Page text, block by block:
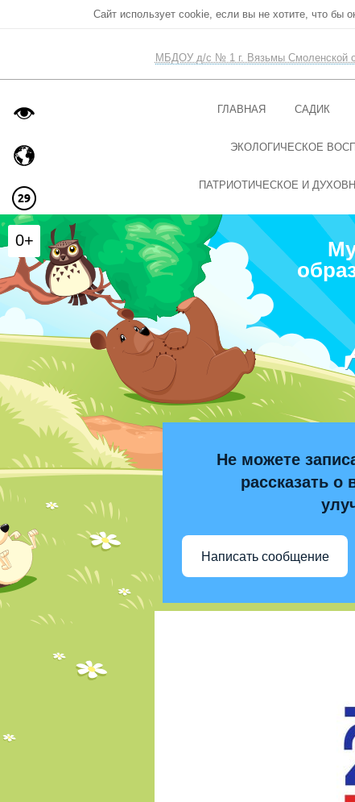
Сайт использует cookie, если вы не хотите, что бы
МБДОУ д/с № 1 г. Вязьмы Смоленской
ГЛАВНАЯ САДИК
ЭКОЛОГИЧЕСКОЕ
ПАТРИОТИЧЕСКОЕ И
Не можете
рассказать о
Написать сообщение
0+